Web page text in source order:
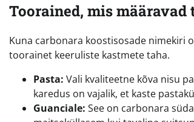
Toorained, mis määravad
Kuna carbonara koostisosade nimekiri
toorainet keeruliste kastmete taha.
Pasta: Vali kvaliteetne kõva nisu
karedus on vajalik, et kaste
Guanciale: See on carbonara